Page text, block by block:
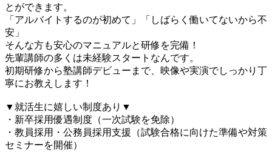
とができます。
「アルバイトするのが初めて」「しばらく働いてないから不
安」
そんな方も安心のマニュアルと研修を完備！
先輩講師の多くは未経験スタートなんです。
初期研修から塾講師デビューまで、映像や実演でしっかり丁
寧にお教えします！
▼就活生に嬉しい制度あり▼
・新卒採用優遇制度（一次試験を免除）
・教員採用・公務員採用支援（試験合格に向けた準備や対策
セミナーを開催）